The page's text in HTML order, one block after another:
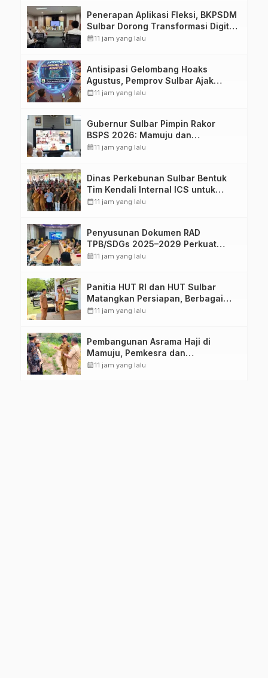
Penerapan Aplikasi Fleksi, BKPSDM
Sulbar Dorong Transformasi Digital
Sistem Kehadiran ASN
calendar_month11 jam yang lalu
Antisipasi Gelombang Hoaks
Agustus, Pemprov Sulbar Ajak
Warga Jaga Ruang Digital
calendar_month11 jam yang lalu
Gubernur Sulbar Pimpin Rakor
BSPS 2026: Mamuju dan
Pasangkayu Masih Nol Realisasi
calendar_month11 jam yang lalu
Dinas Perkebunan Sulbar Bentuk
Tim Kendali Internal ICS untuk
Dukung Sertifikasi ISPO Pekebun di
calendar_month11 jam yang lalu
Penyusunan Dokumen RAD
TPB/SDGs 2025–2029 Perkuat
Arah Pembangunan Berkelanjutan
calendar_month11 jam yang lalu
Panitia HUT RI dan HUT Sulbar
Matangkan Persiapan, Berbagai
Lomba Akan Dilaksanakan Pemprov
calendar_month11 jam yang lalu
Pembangunan Asrama Haji di
Mamuju, Pemkesra dan
Kementerian Haji Sulbar Tinjau
calendar_month11 jam yang lalu